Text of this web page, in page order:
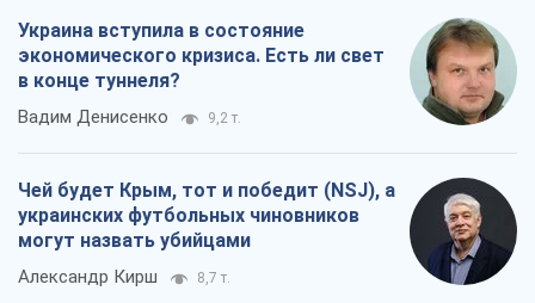
Украина вступила в состояние
экономического кризиса. Есть ли свет
в конце туннеля?
Вадим Денисенко 9,2 т.
Чей будет Крым, тот и победит (NSJ), а
украинских футбольных чиновников
могут назвать убийцами
Александр Кирш 8,7 т.